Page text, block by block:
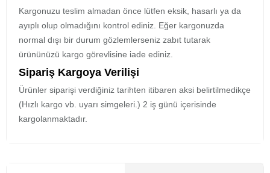
Kargonuzu teslim almadan önce lütfen eksik, hasarlı ya da
ayıplı olup olmadığını kontrol ediniz. Eğer kargonuzda
normal dışı bir durum gözlemlerseniz zabıt tutarak
ürününüzü kargo görevlisine iade ediniz.
Sipariş Kargoya Verilişi
Ürünler siparişi verdiğiniz tarihten itibaren aksi belirtilmedikçe
(Hızlı kargo vb. uyarı simgeleri.) 2 iş günü içerisinde
kargolanmaktadır.